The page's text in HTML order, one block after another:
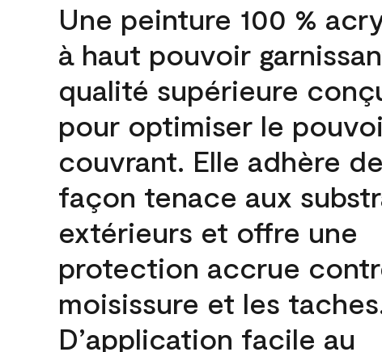
Une peinture 100 %
à haut pouvoir
qualité supérieure
pour optimiser le
couvrant. Elle adhère de
façon tenace aux
extérieurs et offre une
protection accrue
moisissure et les
D’application facile au